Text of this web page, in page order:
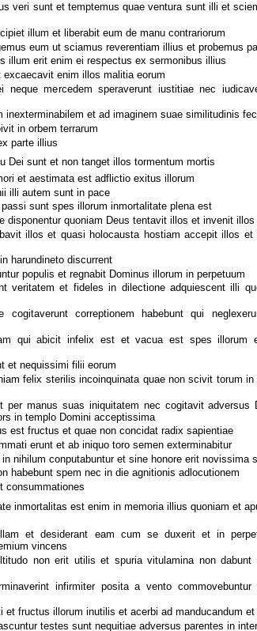
veri sunt et temptemus quae ventura sunt illi et
illum et liberabit eum de manu contrariorum
eum ut sciamus reverentiam illius et probemus
illum erit enim ei respectus ex sermonibus illius
excaecavit enim illos malitia eorum
neque mercedem speraverunt iustitiae nec
inexterminabilem et ad imaginem suae similitudinis
in orbem terrarum
parte illius
Dei sunt et non tanget illos tormentum mortis
et aestimata est adflictio exitus illorum
illi autem sunt in pace
sunt spes illorum inmortalitate plena est
disponentur quoniam Deus tentavit illos et invenit
illos et quasi holocausta hostiam accepit illos et
harundineto discurrent
populis et regnabit Dominus illorum in perpetuum
veritatem et fideles in dilectione adquiescent illi
cogitaverunt correptionem habebunt qui
qui abicit infelix est et vacua est spes illorum
et nequissimi filii eorum
felix sterilis incoinquinata quae non scivit torum
per manus suas iniquitatem nec cogitavit adversus
in templo Domini acceptissima
est fructus et quae non concidat radix sapientiae
erunt et ab iniquo toro semen exterminabitur
nihilum conputabuntur et sine honore erit novissima
habebunt spem nec in die agnitionis adlocutionem
consummationes
inmortalitas est enim in memoria illius quoniam et
et desiderant eam cum se duxerit et in
vincens
non erit utilis et spuria vitulamina non
infirmiter posita a vento commovebuntur
et fructus illorum inutilis et acerbi ad manducandum
testes sunt nequitiae adversus parentes in